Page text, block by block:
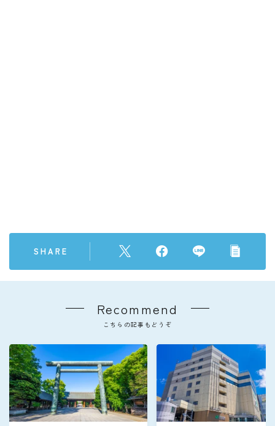
SHARE
Recommend
こちらの記事もどうぞ